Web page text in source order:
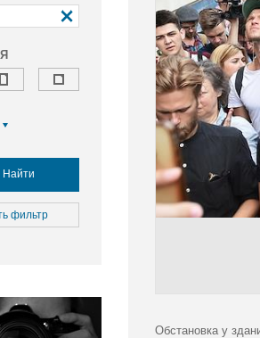
и отдых
среда
Найти
фильтр
Обстановка у